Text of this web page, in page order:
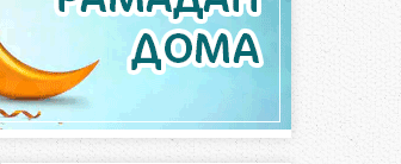
а
п